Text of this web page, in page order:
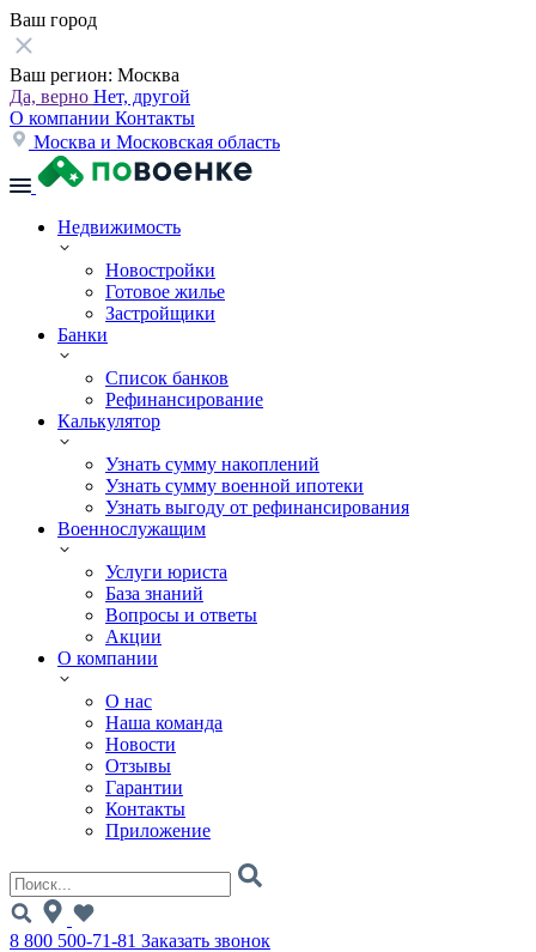
Ваш город
Ваш регион: Москва
Да, верно Нет, другой
О компании Контакты
Москва и Московская область
Недвижимость
Новостройки
Готовое жилье
Застройщики
Банки
Список банков
Рефинансирование
Калькулятор
Узнать сумму накоплений
Узнать сумму военной ипотеки
Узнать выгоду от рефинансирования
Военнослужащим
Услуги юриста
База знаний
Вопросы и ответы
Акции
О компании
О нас
Наша команда
Новости
Отзывы
Гарантии
Контакты
Приложение
8 800 500-71-81 Заказать звонок